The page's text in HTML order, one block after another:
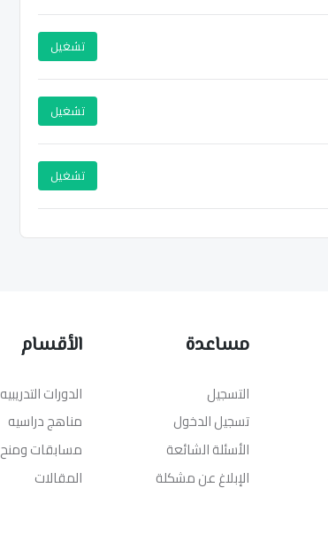
تشغيل
تشغيل
تشغيل
مساعدة
التسجيل
تسجيل الدخول
الأسئلة الشائعة
الإبلاغ عن مشكلة
الأقسام
الدورات التدريبيه
مناهج دراسيه
مسابقات ومنح
المقالات